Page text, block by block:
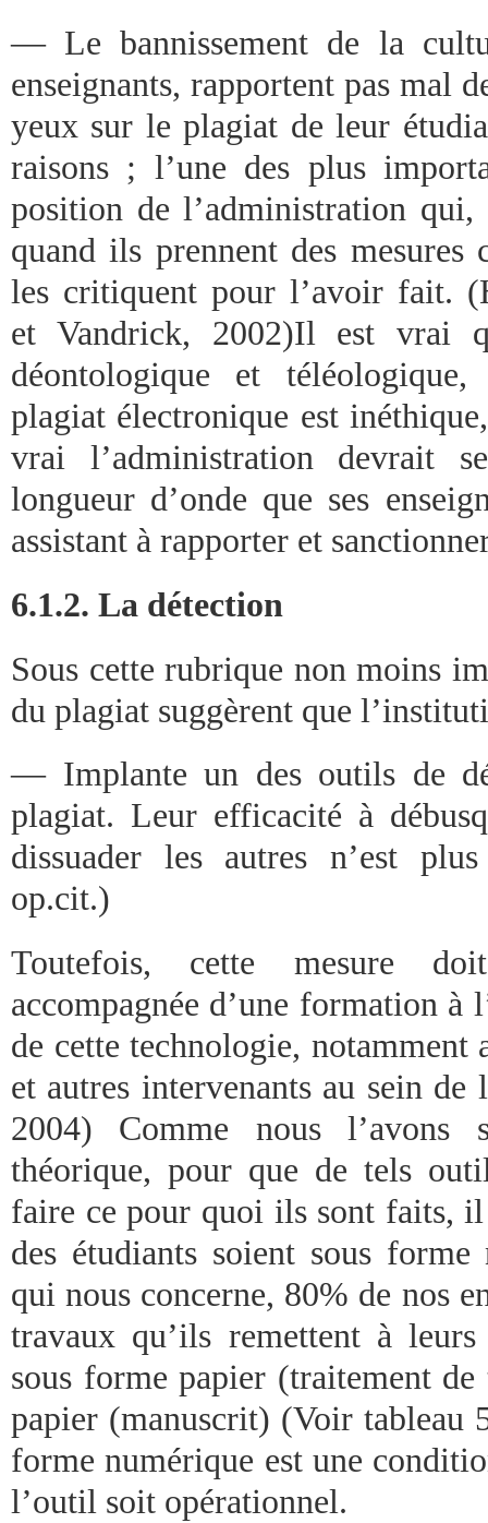
— Le bannissement de la
enseignants, rapportent pas mal
yeux sur le plagiat de leur
raisons ; l’une des plus
position de l’administration qui,
quand ils prennent des mesures
les critiquent pour l’avoir fait.
et Vandrick, 2002)Il est vrai
déontologique et
plagiat électronique est
vrai l’administration devrait
longueur d’onde que ses
assistant à rapporter et
6.1.2. La détection
Sous cette rubrique non moins
du plagiat suggèrent que
— Implante un des outils de
plagiat. Leur efficacité à
dissuader les autres n’est
op.cit.)
Toutefois, cette mesure
accompagnée d’une formation à
de cette technologie, notamment
et autres intervenants au sein de
2004) Comme nous l’avons
théorique, pour que de tels
faire ce pour quoi ils sont faits,
des étudiants soient sous
qui nous concerne, 80% de nos
travaux qu’ils remettent à leurs
sous forme papier (traitement
papier (manuscrit) (Voir tableau
forme numérique est une
l’outil soit opérationnel.